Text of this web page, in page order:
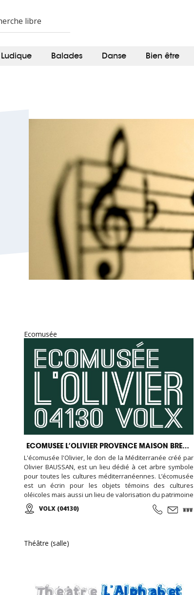
Ludique Balades Danse Bien être
Ecomusée
ECOMUSEE L’OLIVIER PROVENCE MAISON BREMOND
L'écomusée l'Olivier, le don de la Méditerranée créé par
Olivier BAUSSAN, est un lieu dédié à cet arbre symbole
pour toutes les cultures méditerranéennes. L’écomusée
est un écrin pour les objets témoins des cultures
oléicoles mais aussi un lieu de valorisation du patrimoine
oléicole ... Venez visiter la boutique en ligne de
l'Ecomusée l'Olivier et retrouvez vos huiles préférées...
VOLX (04130)
Théâtre (salle)